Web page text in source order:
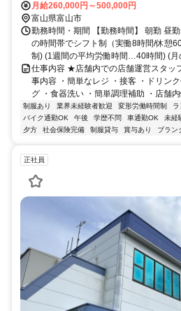
月給260,000円～500,000円
富山県富山市
勤務時間・期間 【勤務時間】 朝勤 昼
の時間帯でシフト制（実働8時間/休憩
制) (1週間の平均労働時間…40時間) (月
仕事内容 ★店舗内での店舗運営スタッ
事内容 ・簡単なレジ ・接客 ・ドリン
グ ・食器洗い ・簡単調理補助 ・店舗
制服あり 業界未経験者歓迎 変形労働時間制
バイク通勤OK
午後 学歴不問 車通勤OK 未経
夕方
社会保険完備 制服貸与 賞与あり ブラン
正社員